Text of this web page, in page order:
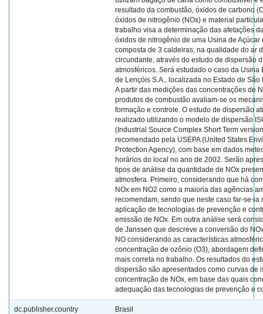
resultado da combustão, óxidos de carbono
óxidos de nitrogênio (NOx) e material
trabalho visa a determinação das afetações
óxidos de nitrogênio de uma Usina de Açúcar
composta de 3 caldeiras, na qualidade do ar
circundante, através do estudo de dispersão
atmosféricos. Será estudado o caso da Usina
de Lençóis S.A., localizada no Estado de São
A partir das medições das concentrações de
produtos de combustão avaliam-se os
formação e controle. O estudo de dispersão
realizado utilizando o modelo de dispersão
(Industrial Source Complex Short Term
recomendado pela USEPA (United States
Protection Agency), com base em dados
horários do local no ano de 2002. Serão
tipos de análise da quantidade de NOx
atmosfera. Primeiro, considerando que há
NOx em NO2 como a maioria das agências
recomendam, sendo que neste caso far-se-ia
aplicação de tecnologias de prevenção e
emissão de NOx. Em outra análise será
de Janssen que descreve a conversão do
NO considerando as características
concentração de ozônio (O3), abordagem
mais correta no trabalho. Os resultados do
dispersão são apresentados como curvas de
concentração de NOx, em base das quais
adequação das tecnologias de prevenção e
dc.publisher.country Brasil